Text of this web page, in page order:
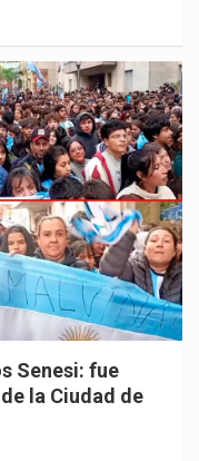
Senesi: fue
la Ciudad de